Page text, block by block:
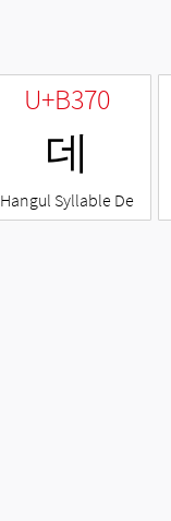
U+B370
데
Hangul Syllable De